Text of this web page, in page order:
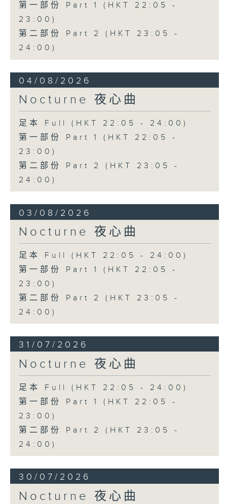
第一部份 Part 1 (HKT 22:05 -
23:00)
第二部份 Part 2 (HKT 23:05 -
24:00)
04/08/2026
Nocturne 夜心曲
足本 Full (HKT 22:05 - 24:00)
第一部份 Part 1 (HKT 22:05 -
23:00)
第二部份 Part 2 (HKT 23:05 -
24:00)
03/08/2026
Nocturne 夜心曲
足本 Full (HKT 22:05 - 24:00)
第一部份 Part 1 (HKT 22:05 -
23:00)
第二部份 Part 2 (HKT 23:05 -
24:00)
31/07/2026
Nocturne 夜心曲
足本 Full (HKT 22:05 - 24:00)
第一部份 Part 1 (HKT 22:05 -
23:00)
第二部份 Part 2 (HKT 23:05 -
24:00)
30/07/2026
Nocturne 夜心曲